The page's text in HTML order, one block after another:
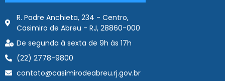
R. Padre Anchieta, 234 - Centro,
Casimiro de Abreu - RJ, 28860-000
De segunda à sexta de 9h às 17h
(22) 2778-9800
contato@casimirodeabreu.rj.gov.br